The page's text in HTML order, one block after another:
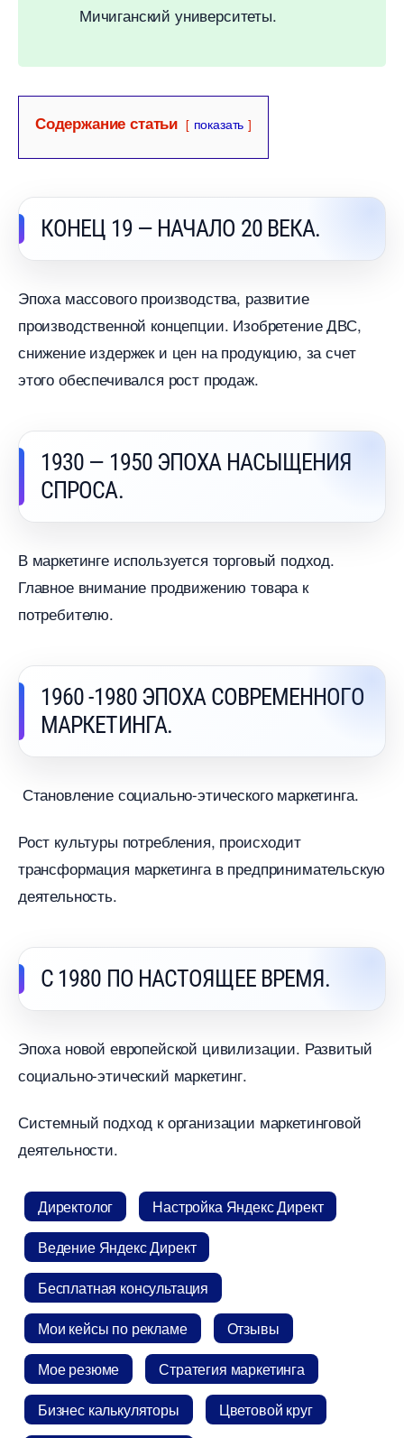
Мичиганский университеты.
Содержание статьи показать
КОНЕЦ 19 — НАЧАЛО 20 ВЕКА.
Эпоха массового производства, развитие
производственной концепции. Изобретение ДВС,
снижение издержек и цен на продукцию, за счет
этого обеспечивался рост продаж.
1930 — 1950 ЭПОХА НАСЫЩЕНИЯ
СПРОСА.
маркетинге используется торговый подход.
Главное внимание продвижению товара к
потребителю.
1960 -1980 ЭПОХА СОВРЕМЕННОГО
МАРКЕТИНГА.
Становление социально-этического маркетинга.
Рост культуры потребления, происходит
трансформация маркетинга в предпринимательскую
деятельность.
С 1980 ПО НАСТОЯЩЕЕ ВРЕМЯ.
Эпоха новой европейской цивилизации. Развитый
социально-этический маркетинг.
Системный подход к организации маркетинговой
деятельности.
Директоло
Настройка Яндекс Директ
едение Яндекс Директ
Бесплатная консультация
Мои кейсы по рекламе
Отзывы
Мое резюме
Стратегия маркетинга
Бизнес калькуляторы
Цветовой кру